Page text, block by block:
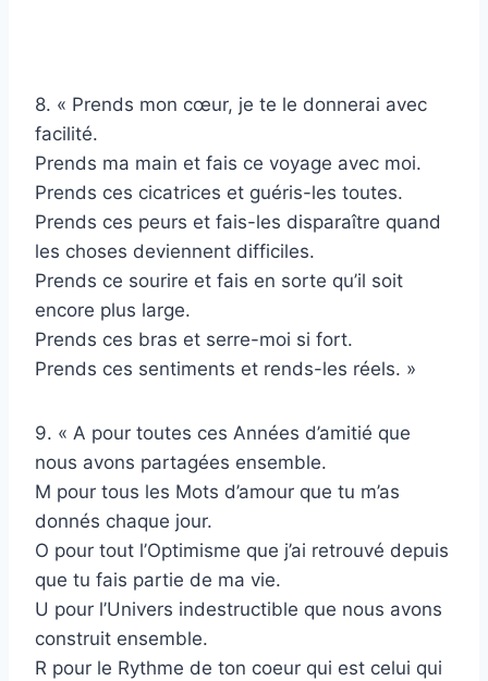
8. « Prends mon cœur, je te le donnerai avec
facilité.
Prends ma main et fais ce voyage avec moi.
Prends ces cicatrices et guéris-les toutes.
Prends ces peurs et fais-les disparaître quand
les choses deviennent difficiles.
Prends ce sourire et fais en sorte qu’il soit
encore plus large.
Prends ces bras et serre-moi si fort.
Prends ces sentiments et rends-les réels. »
9. « A pour toutes ces Années d’amitié que
nous avons partagées ensemble.
M pour tous les Mots d’amour que tu m’as
donnés chaque jour.
O pour tout l’Optimisme que j’ai retrouvé depuis
que tu fais partie de ma vie.
U pour l’Univers indestructible que nous avons
construit ensemble.
R pour le Rythme de ton coeur qui est celui qui